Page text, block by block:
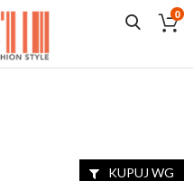
0
KUPUJ WG